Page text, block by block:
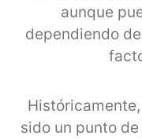
aunque
dependiendo
sido un punto